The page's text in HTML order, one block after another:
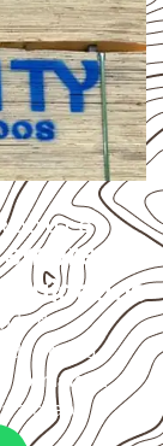
cuidados
do
do projeto.
formato, a
a chapa.